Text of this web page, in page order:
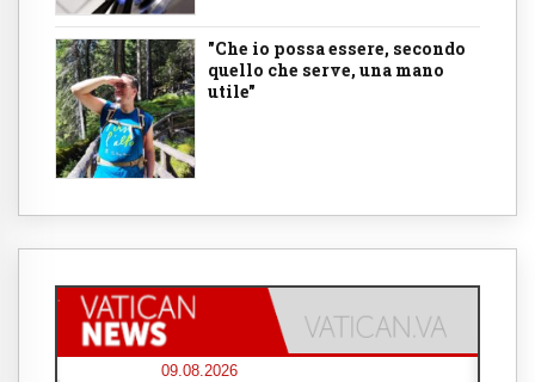
"Che io possa essere, secondo
quello che serve, una mano
utile"
09.08.2026